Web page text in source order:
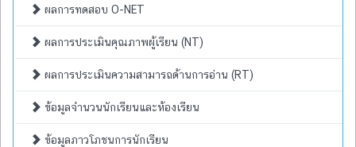
ผลการทดสอบ O-NET
ผลการประเมินคุณภาพผู้เรียน (NT)
ผลการประเมินความสามารถด้านการอ่าน (RT)
ข้อมูลจำนวนนักเรียนและห้องเรียน
ข้อมูลภาวโภชนการนักเรียน